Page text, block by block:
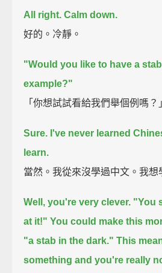
All right. Calm down.
好的。冷靜。
"Would you like to have a
example?"
「你想試試看給我們舉個例嗎？
Sure. I've never learned
learn.
當然。我從來沒學過中文。我想
Well, you're very clever. "You
at it!" You could make this
"a stab in the dark." This
something and you're really